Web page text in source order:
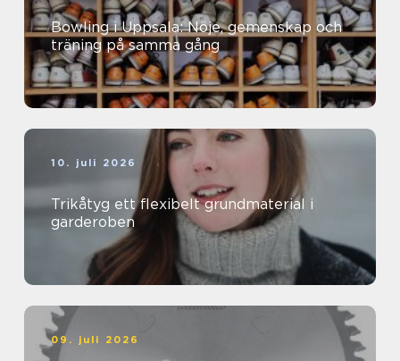
Bowling i Uppsala: Nöje, gemenskap och
träning på samma gång
10. juli 2026
Trikåtyg ett flexibelt grundmaterial i
garderoben
09. juli 2026